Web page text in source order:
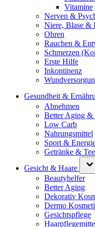
Vitamine
Nerven &
Niere, Blase &
Ohren
Rauchen &
Schmerzen
Erste Hilfe
Inkontinenz
Gesundheit &
Abnehmen
Better Aging &
Low Carb
Nahrungsmittel
Sport &
Getränke &
Gesicht & Haare
Beautyhelfer
Better Aging
Dekorativ
Dermo
Gesichtspflege